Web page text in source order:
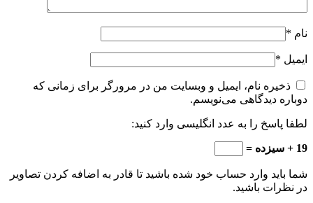
نام *
ایمیل *
ذخیره نام، ایمیل و وبسایت من در مرورگر برای زمانی که
دوباره دیدگاهی می‌نویسم.
لطفا پاسخ را به عدد انگلیسی وارد کنید:
19 + سیزده =
شما باید وارد حساب خود شده باشید تا قادر به اضافه کردن تصاویر
در نظرات باشید.